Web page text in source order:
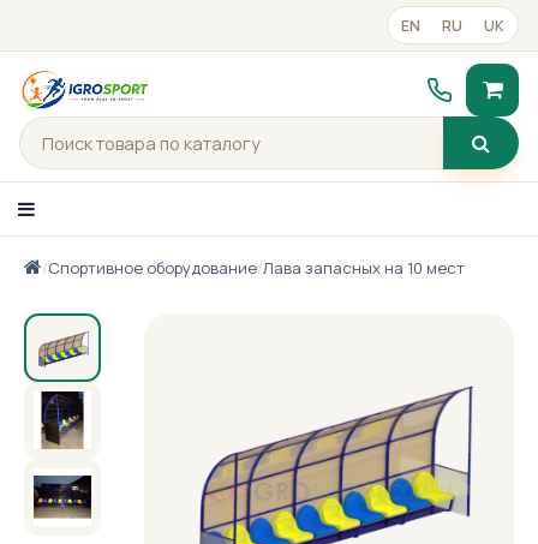
EN RU UK
Каталог товаров
Портфолио
Готові рішення
Контакты
/Спортивное оборудование/Лава запасных на 10 мест